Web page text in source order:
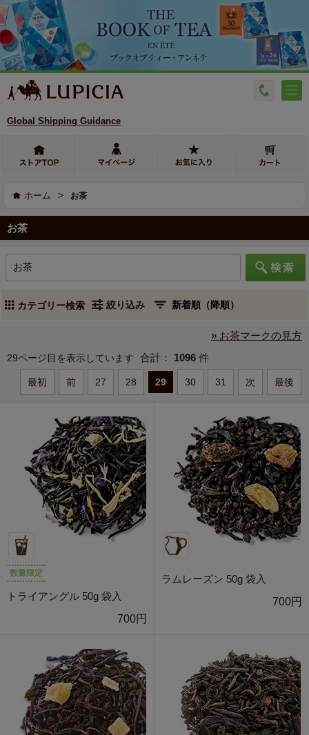
Global Shipping Guidance
ホーム > お茶
お茶
カテゴリー検索 絞り込み
» お茶マークの見方
29ページ目を表示しています 合計： 1096 件
最初 前 27 28 29 30 31 次 最後
数量限定
トライアングル 50g 袋入
700円
ラムレーズン 50g 袋入
700円